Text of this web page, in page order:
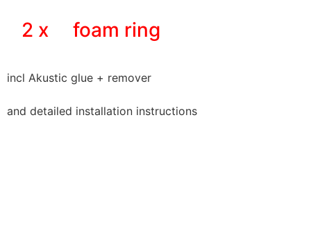
2 x foam ring
incl Akustic glue + remover
and detailed installation instructions